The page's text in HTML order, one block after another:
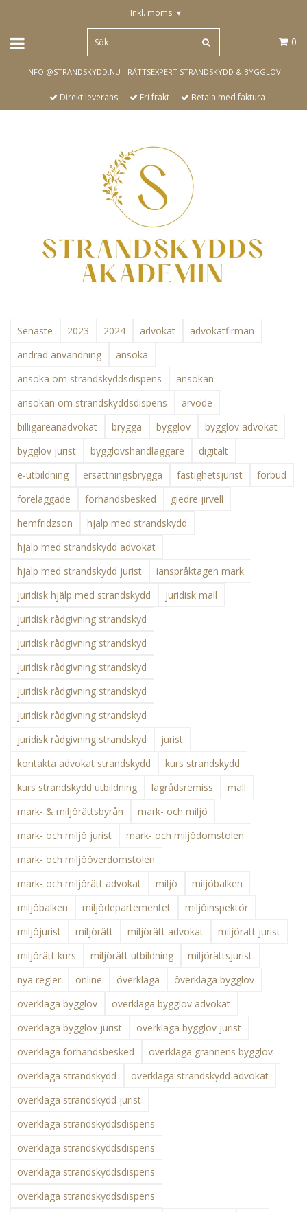
Inkl. moms ▾
0
INFO @STRANDSKYDD.NU - RÄTTSEXPERT STRANDSKYDD & BYGGLOV
Direkt leverans Fri frakt Betala med faktura
Senaste 2023 2024 advokat
advokatfirman
ändrad användning
ansöka
ansöka om strandskyddsdispens
ansökan
ansökan om strandskyddsdispens
arvode
billigareänadvokat
brygga bygglov
bygglov advokat
bygglov jurist
bygglovshandläggare
digitalt
e-utbildning
ersättningsbrygga fastighetsjurist
förbud
föreläggade
förhandsbesked
giedre jirvell
hemfridzson
hjälp med strandskydd
hjälp med strandskydd advokat
hjälp med strandskydd jurist
ianspråktagen mark
juridisk hjälp med strandskydd
juridisk mall
juridisk rådgivning strandskyd
juridisk rådgivning strandskyd
juridisk rådgivning strandskyd
juridisk rådgivning strandskyd
juridisk rådgivning strandskyd
juridisk rådgivning strandskyd
jurist
kontakta advokat strandskydd
kurs strandskydd
kurs strandskydd utbildning
lagrådsremiss
mall
mark- & miljörättsbyrån
mark- och miljö
mark- och miljö jurist
mark- och miljödomstolen
mark- och miljööverdomstolen
mark- och miljörätt advokat
miljö
miljöbalken
miljöbalken
miljödepartementet
miljöinspektör
miljöjurist
miljörätt miljörätt advokat
miljörätt jurist
miljörätt kurs
miljörätt utbildning
miljörättsjurist
nya regler
online överklaga
överklaga bygglov
överklaga bygglov
överklaga bygglov advokat
överklaga bygglov jurist
överklaga bygglov jurist
överklaga förhandsbesked
överklaga grannens bygglov
överklaga strandskydd
överklaga strandskydd advokat
överklaga strandskydd jurist
överklaga strandskyddsdispens
överklaga strandskyddsdispens
överklaga strandskyddsdispens
överklaga strandskyddsdispens